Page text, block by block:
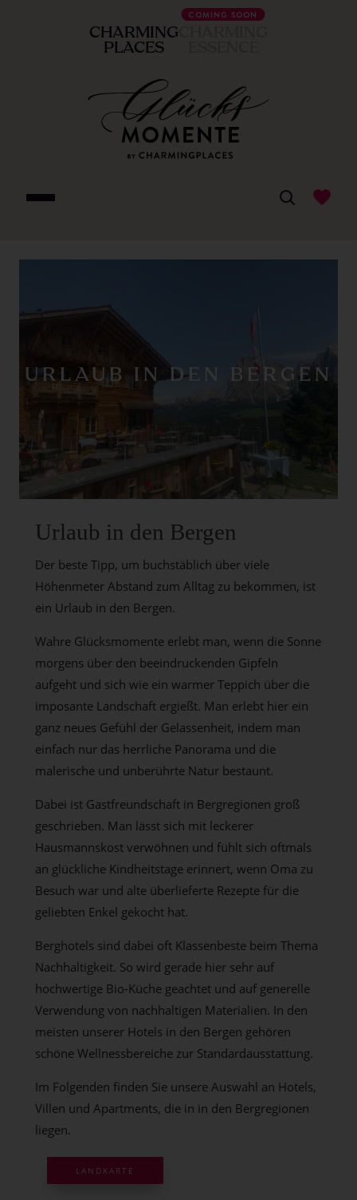
CHARMING
PLACES
COMING SOON
URLAUB IN DEN BERGEN
Urlaub in den Bergen
Der beste Tipp, um buchstäblich über viele
Höhenmeter Abstand zum Alltag zu bekommen, ist
ein Urlaub in den Bergen.
Wahre Glücksmomente erlebt man, wenn die Sonne
morgens über den beeindruckenden Gipfeln
aufgeht und sich wie ein warmer Teppich über die
imposante Landschaft ergießt. Man erlebt hier ein
ganz neues Gefühl der Gelassenheit, indem man
einfach nur das herrliche Panorama und die
malerische und unberührte Natur bestaunt.
Dabei ist Gastfreundschaft in Bergregionen groß
geschrieben. Man lässt sich mit leckerer
Hausmannskost verwöhnen und fühlt sich oftmals
an glückliche Kindheitstage erinnert, wenn Oma zu
Besuch war und alte überlieferte Rezepte für die
geliebten Enkel gekocht hat.
Berghotels sind dabei oft Klassenbeste beim Thema
Nachhaltigkeit. So wird gerade hier sehr auf
hochwertige Bio-Küche geachtet und auf generelle
Verwendung von nachhaltigen Materialien. In den
meisten unserer Hotels in den Bergen gehören
schöne Wellnessbereiche zur Standardausstattung.
Im Folgenden finden Sie unsere Auswahl an Hotels,
Villen und Apartments, die in in den Bergregionen
liegen.
LANDKARTE